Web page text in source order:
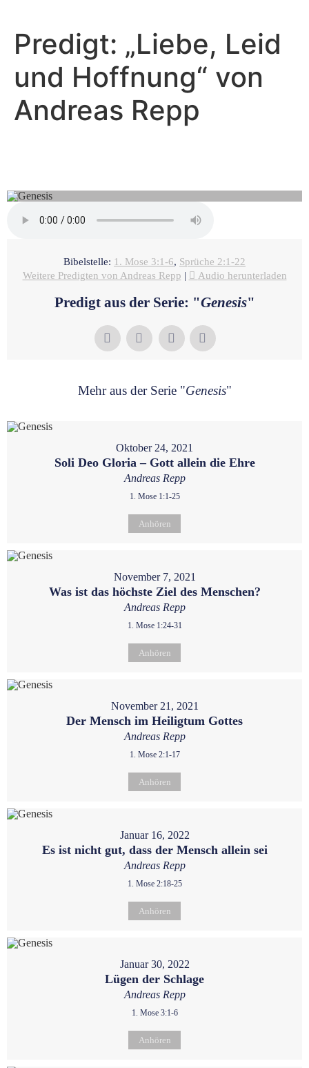
Predigt: „Liebe, Leid
und Hoffnung“ von
Andreas Repp
Bibelstelle: 1. Mose 3:1-6, Sprüche 2:1-22
Weitere Predigten von Andreas Repp | Audio herunterladen
Predigt aus der Serie: "Genesis"
Mehr aus der Serie "Genesis"
Oktober 24, 2021
Soli Deo Gloria – Gott allein die Ehre
Andreas Repp
1. Mose 1:1-25
Anhören
November 7, 2021
Was ist das höchste Ziel des Menschen?
Andreas Repp
1. Mose 1:24-31
Anhören
November 21, 2021
Der Mensch im Heiligtum Gottes
Andreas Repp
1. Mose 2:1-17
Anhören
Januar 16, 2022
Es ist nicht gut, dass der Mensch allein sei
Andreas Repp
1. Mose 2:18-25
Anhören
Januar 30, 2022
Lügen der Schlage
Andreas Repp
1. Mose 3:1-6
Anhören